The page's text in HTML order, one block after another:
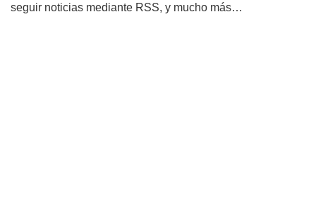
seguir noticias mediante RSS, y mucho más…